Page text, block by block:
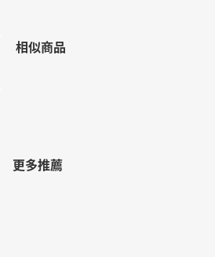
相似商品
更多推薦